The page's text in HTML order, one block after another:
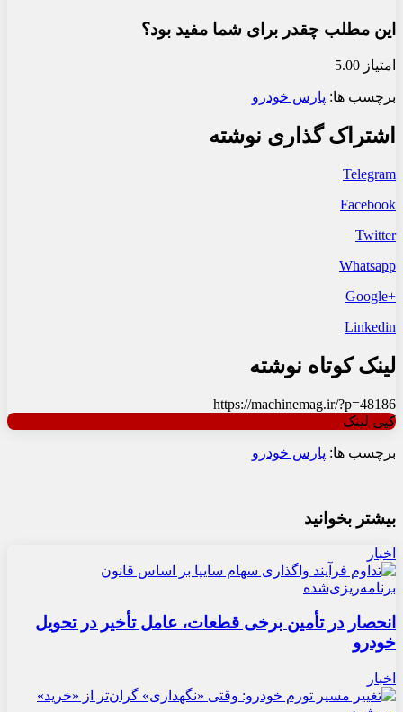
این مطلب چقدر برای شما مفید بود؟
امتیاز 5.00
برچسب ها: پارس خودرو
اشتراک گذاری نوشته
Telegram
Facebook
Twitter
Whatsapp
+Google
Linkedin
لینک کوتاه نوشته
https://machinemag.ir/?p=48186
کپی لینک
برچسب ها: پارس خودرو
بیشتر بخوانید
اخبار
انحصار در تأمین برخی قطعات، عامل تأخیر در تحویل
خودرو
اخبار